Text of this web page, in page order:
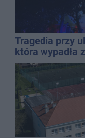
Tragedia przy
która wypadła